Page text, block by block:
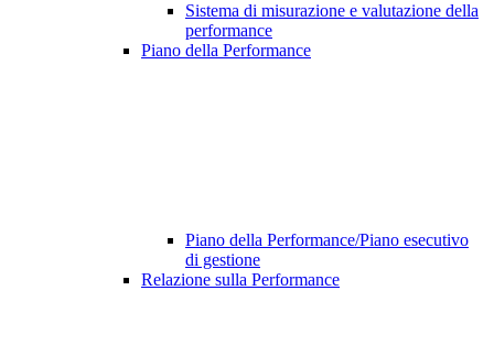
Sistema di misurazione e valutazione della
performance
Piano della Performance
Piano della Performance/Piano esecutivo
di gestione
Relazione sulla Performance